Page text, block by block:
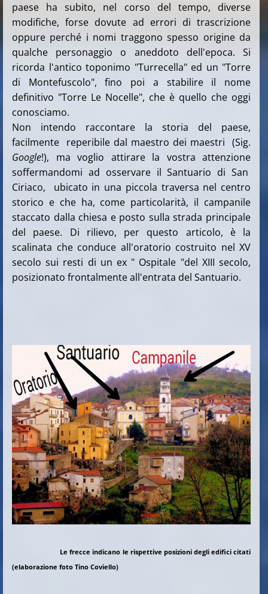
paese ha subito, nel corso del tempo, diverse
modifiche, forse dovute ad errori di trascrizione
oppure perché i nomi traggono spesso origine da
qualche personaggio o aneddoto dell'epoca. Si
ricorda l'antico toponimo "Turrecella" ed un "Torre
di Montefuscolo", fino poi a stabilire il nome
definitivo "Torre Le Nocelle", che è quello che oggi
conosciamo.
Non intendo raccontare la storia del paese,
facilmente reperibile dal maestro dei maestri (Sig.
Google!), ma voglio attirare la vostra attenzione
soffermandomi ad osservare il Santuario di San
Ciriaco, ubicato in una piccola traversa nel centro
storico e che ha, come particolarità, il campanile
staccato dalla chiesa e posto sulla strada principale
del paese. Di rilievo, per questo articolo, è la
scalinata che conduce all'oratorio costruito nel XV
secolo sui resti di un ex " Ospitale "del XIII secolo,
posizionato frontalmente all'entrata del Santuario.
Le frecce indicano le rispettive posizioni degli edifici citati
(elaborazione foto Tino Coviello)